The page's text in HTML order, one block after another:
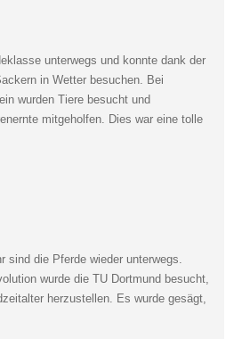
unterwegs und konnte dank der
in Wetter besuchen. Bei
wurden Tiere besucht und
mitgeholfen. Dies war eine tolle
sind die Pferde wieder unterwegs.
wurde die TU Dortmund besucht,
herzustellen. Es wurde gesägt,